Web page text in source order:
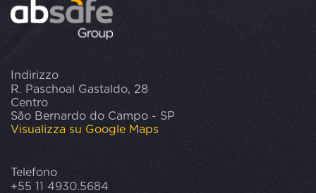
Indirizzo
R. Paschoal Gastaldo, 28
Centro
São Bernardo do Campo - SP
Visualizza su Google Maps
Telefono
+55 11 4930.5684